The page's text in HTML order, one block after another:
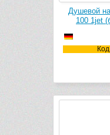
Душевой
100 1jet